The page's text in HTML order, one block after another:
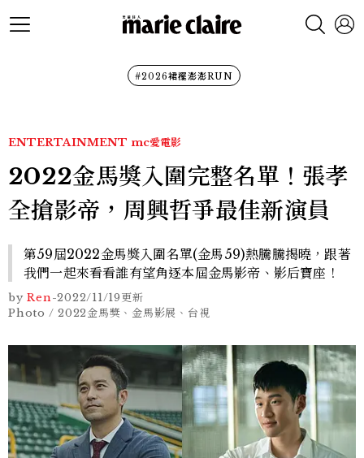
#2026裙襬澎澎RUN
ENTERTAINMENT mc愛電影
2022金馬獎入圍完整名單！張孝
全搶影帝，周興哲爭最佳新演員
第59屆2022金馬獎入圍名單(金馬59)熱騰騰揭曉，跟著
我們一起來看看誰有望角逐本屆金馬影帝、影后寶座！
by Ren-2022/11/19更新
Photo / 2022金馬獎、金馬影展、台視